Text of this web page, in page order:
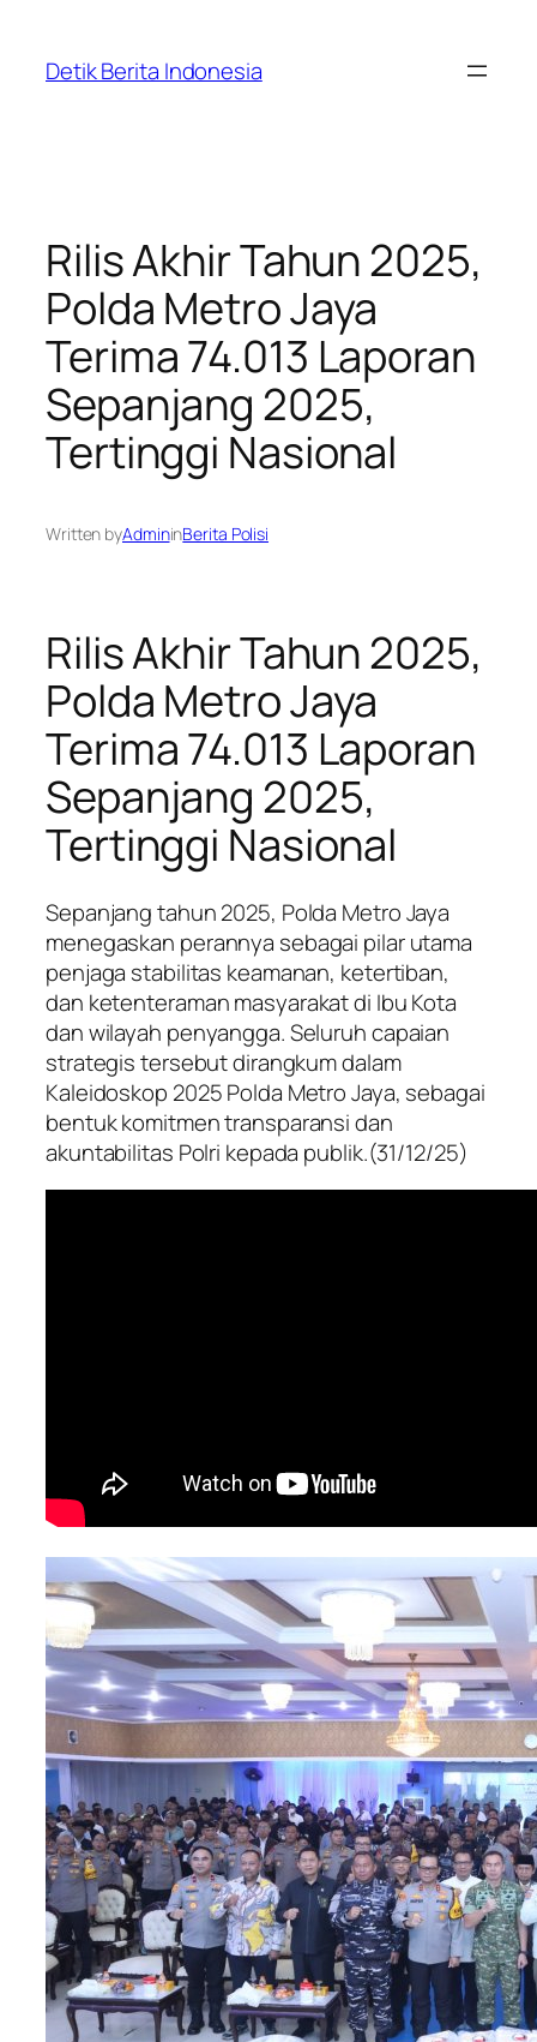
content
Detik Berita Indonesia
Rilis Akhir Tahun 2025,
Polda Metro Jaya
Terima 74.013 Laporan
Sepanjang 2025,
Tertinggi Nasional
Written byAdmininBerita Polisi
Rilis Akhir Tahun 2025,
Polda Metro Jaya
Terima 74.013 Laporan
Sepanjang 2025,
Tertinggi Nasional
Sepanjang tahun 2025, Polda Metro Jaya
menegaskan perannya sebagai pilar utama
penjaga stabilitas keamanan, ketertiban,
dan ketenteraman masyarakat di Ibu Kota
dan wilayah penyangga. Seluruh capaian
strategis tersebut dirangkum dalam
Kaleidoskop 2025 Polda Metro Jaya, sebagai
bentuk komitmen transparansi dan
akuntabilitas Polri kepada publik.(31/12/25)